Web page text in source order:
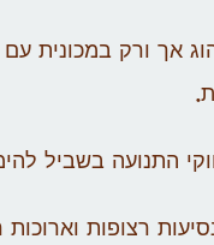
אך ורק במכונית
רצופות